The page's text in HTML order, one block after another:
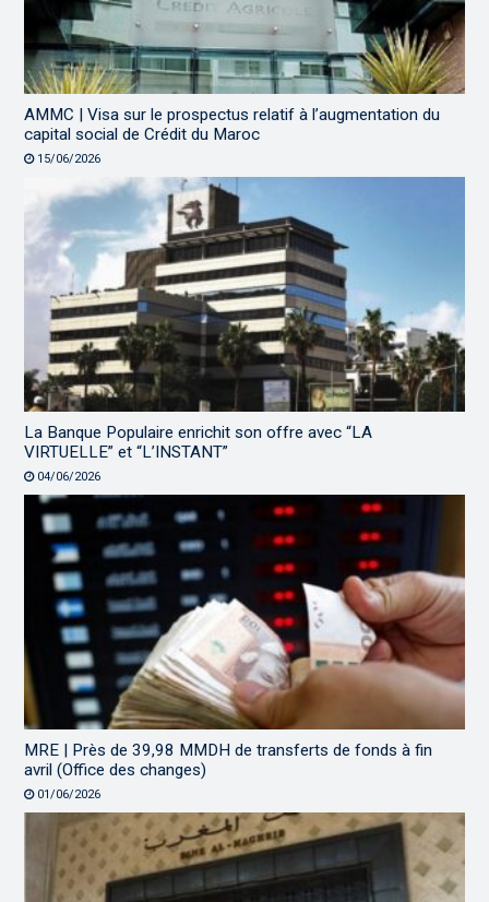
AMMC | Visa sur le prospectus relatif à l’augmentation du
capital social de Crédit du Maroc
15/06/2026
La Banque Populaire enrichit son offre avec “LA
VIRTUELLE” et “L’INSTANT”
04/06/2026
MRE | Près de 39,98 MMDH de transferts de fonds à fin
avril (Office des changes)
01/06/2026